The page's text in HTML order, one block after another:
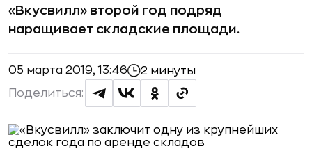
«Вкусвилл» второй год подряд
наращивает складские площади.
05 марта 2019, 13:46 2 минуты
Поделиться: